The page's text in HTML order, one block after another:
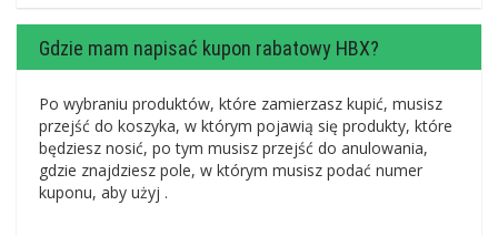
Gdzie mam napisać kupon rabatowy HBX?
Po wybraniu produktów, które zamierzasz kupić, musisz
przejść do koszyka, w którym pojawią się produkty, które
będziesz nosić, po tym musisz przejść do anulowania,
gdzie znajdziesz pole, w którym musisz podać numer
kuponu, aby użyj .